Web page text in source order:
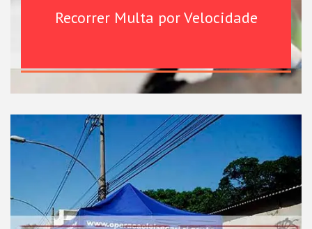
Recorrer Multa por Velocidade